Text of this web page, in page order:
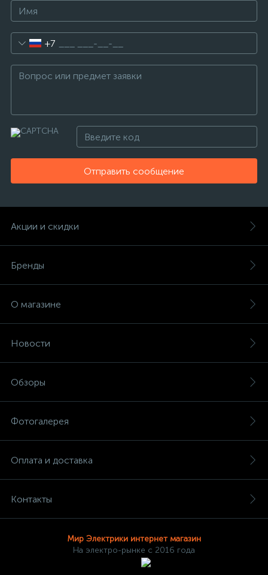
+7
Отправить сообщение
Акции и скидки
Бренды
О магазине
Новости
Обзоры
Фотогалерея
Оплата и доставка
Контакты
Мир Электрики интернет магазин
На электро-рынке с 2016 года